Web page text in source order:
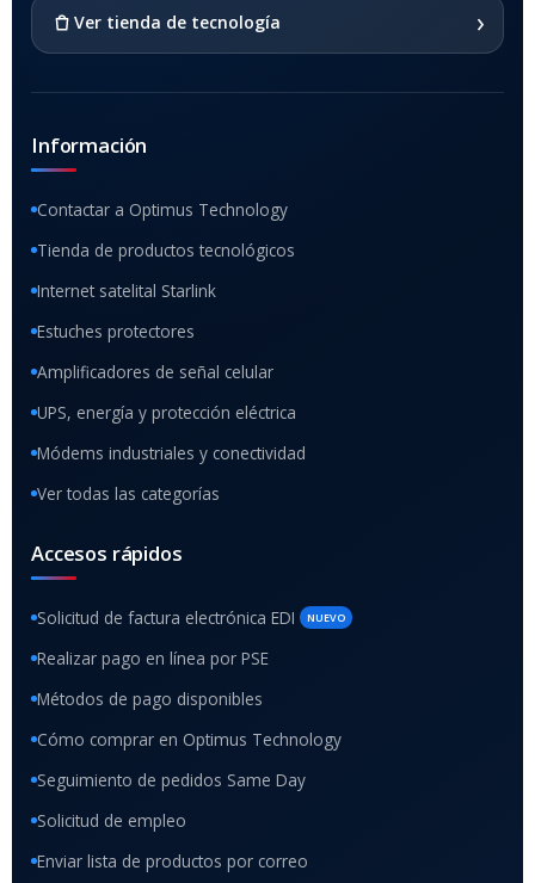
Ver tienda de tecnología ›
Información
Contactar a Optimus Technology
Tienda de productos tecnológicos
Internet satelital Starlink
Estuches protectores
Amplificadores de señal celular
UPS, energía y protección eléctrica
Módems industriales y conectividad
Ver todas las categorías
Accesos rápidos
Solicitud de factura electrónica EDI NUEVO
Realizar pago en línea por PSE
Métodos de pago disponibles
Cómo comprar en Optimus Technology
Seguimiento de pedidos Same Day
Solicitud de empleo
Enviar lista de productos por correo